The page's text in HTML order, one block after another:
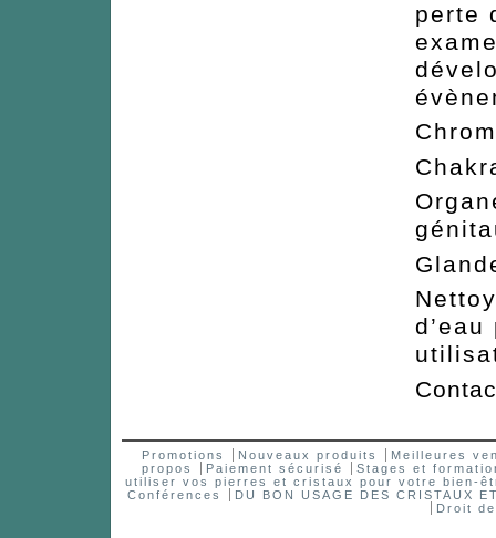
perte
Promotions Nouveaux produits
Meilleures
propos
Paiement sécurisé
Stages et
utiliser vos pierres et cristaux pour votre bien-
Conférences
DU BON USAGE DES CRISTAUX
Droit